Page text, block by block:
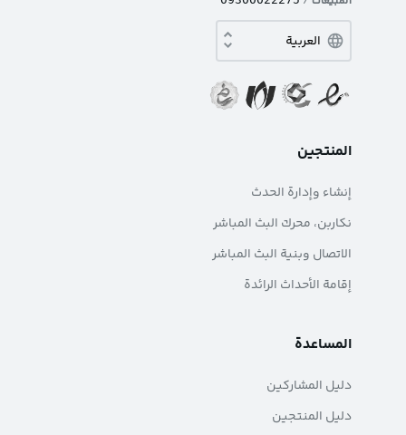
المنتجين
إنشاء وإدارة الحدث
نکاربن، محرك البث المباشر
الاتصال وبنية البث المباشر
إقامة الأحداث الرائدة
المساعدة
دليل المشاركين
دليل المنتجين